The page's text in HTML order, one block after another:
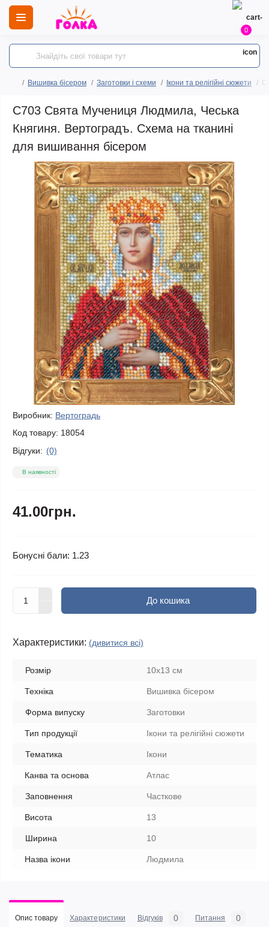
0
Вишивка бісером Заготовки і схеми Ікони та релігійні сюжети
C703 Свята Мучениця Людмила, Чеська
Княгиня. Вертоградъ. Схема на тканині
для вишивання бісером
Виробник: Вертоградь
Код товару: 18054
Відгуки: (0)
В наявності
41.00грн.
Бонусні бали: 1.23
До кошика
Характеристики: (дивитися всі)
Розмір 10x13 см
Техніка Вишивка бісером
Форма випуску Заготовки
Тип продукції Ікони та релігійні сюжети
Тематика Ікони
Канва та основа Атлас
Заповнення Часткове
Висота 13
Ширина 10
Назва ікони Людмила
Опис товару Характеристики Відгуків 0 Питання 0